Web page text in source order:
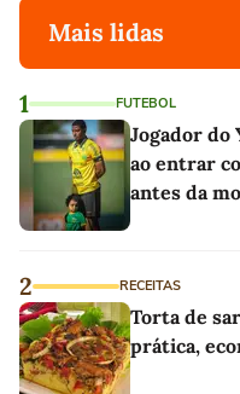
Mais lidas
1 FUTEBOL
Jogador do
ao entrar
antes da
2 RECEITAS
Torta de
prática,